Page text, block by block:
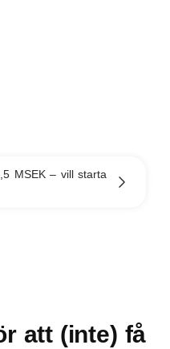
MSEK – vill starta
att (inte) få